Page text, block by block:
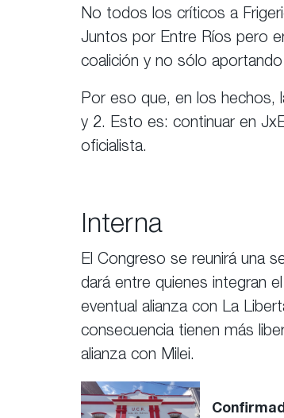
No todos los críticos a
Juntos por Entre Ríos pero
coalición y no sólo
Por eso que, en los hechos,
y 2. Esto es: continuar en
oficialista.
Interna
El Congreso se reunirá una
dará entre quienes integran
eventual alianza con La
consecuencia tienen más
alianza con Milei.